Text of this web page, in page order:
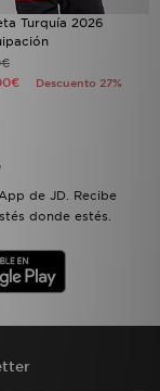
Turquía 2026
Descuento 27%
de JD. Recibe
donde estés.